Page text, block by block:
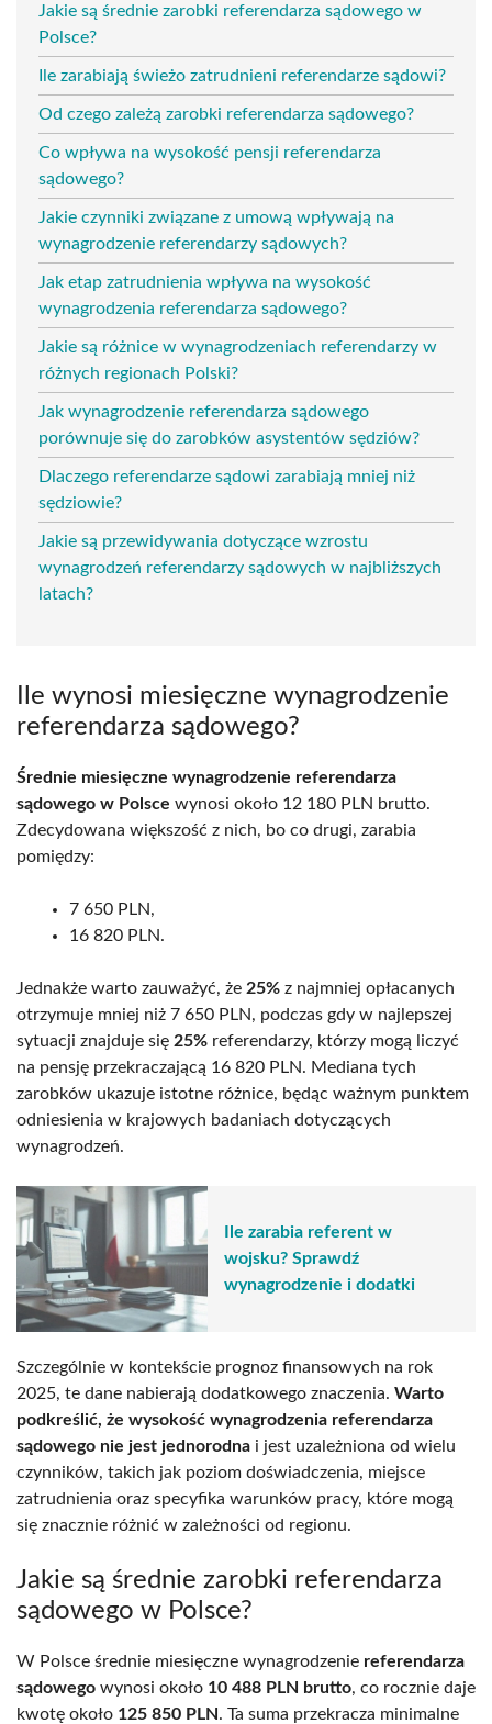
Jakie są średnie zarobki referendarza sądowego w
Polsce?
Ile zarabiają świeżo zatrudnieni referendarze sądowi?
Od czego zależą zarobki referendarza sądowego?
Co wpływa na wysokość pensji referendarza
sądowego?
Jakie czynniki związane z umową wpływają na
wynagrodzenie referendarzy sądowych?
Jak etap zatrudnienia wpływa na wysokość
wynagrodzenia referendarza sądowego?
Jakie są różnice w wynagrodzeniach referendarzy w
różnych regionach Polski?
Jak wynagrodzenie referendarza sądowego
porównuje się do zarobków asystentów sędziów?
Dlaczego referendarze sądowi zarabiają mniej niż
sędziowie?
Jakie są przewidywania dotyczące wzrostu
wynagrodzeń referendarzy sądowych w najbliższych
latach?
Ile wynosi miesięczne wynagrodzenie
referendarza sądowego?
Średnie miesięczne wynagrodzenie referendarza
sądowego w Polsce wynosi około 12 180 PLN brutto.
Zdecydowana większość z nich, bo co drugi, zarabia
pomiędzy:
7 650 PLN,
16 820 PLN.
Jednakże warto zauważyć, że 25% z najmniej opłacanych
otrzymuje mniej niż 7 650 PLN, podczas gdy w najlepszej
sytuacji znajduje się 25% referendarzy, którzy mogą liczyć
na pensję przekraczającą 16 820 PLN. Mediana tych
zarobków ukazuje istotne różnice, będąc ważnym punktem
odniesienia w krajowych badaniach dotyczących
wynagrodzeń.
Ile zarabia referent w
wojsku? Sprawdź
wynagrodzenie i dodatki
Szczególnie w kontekście prognoz finansowych na rok
2025, te dane nabierają dodatkowego znaczenia. Warto
podkreślić, że wysokość wynagrodzenia referendarza
sądowego nie jest jednorodna i jest uzależniona od wielu
czynników, takich jak poziom doświadczenia, miejsce
zatrudnienia oraz specyfika warunków pracy, które mogą
się znacznie różnić w zależności od regionu.
Jakie są średnie zarobki referendarza
sądowego w Polsce?
W Polsce średnie miesięczne wynagrodzenie referendarza
sądowego wynosi około 10 488 PLN brutto, co rocznie daje
kwotę około 125 850 PLN. Ta suma przekracza minimalne